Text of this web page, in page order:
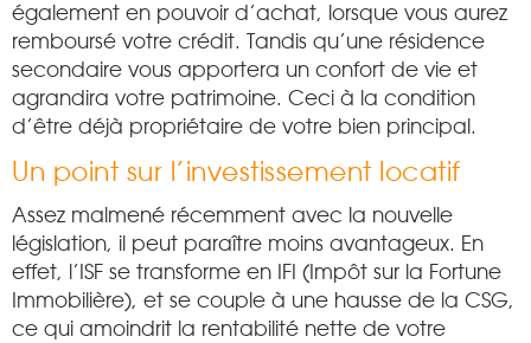
également en pouvoir d’achat, lorsque vous aurez
remboursé votre crédit. Tandis qu’une résidence
secondaire vous apportera un confort de vie et
agrandira votre patrimoine. Ceci à la condition
d’être déjà propriétaire de votre bien principal.
Un point sur l’investissement locatif
Assez malmené récemment avec la nouvelle
législation, il peut paraître moins avantageux. En
effet, l’ISF se transforme en IFI (Impôt sur la Fortune
Immobilière), et se couple à une hausse de la CSG,
ce qui amoindrit la rentabilité nette de votre